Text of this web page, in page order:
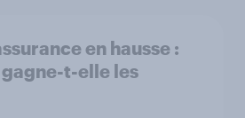
en hausse :
gagne-t-elle les